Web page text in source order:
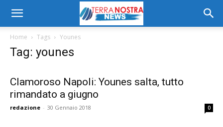
Home Tags Younes
Tag: younes
Clamoroso Napoli: Younes salta, tutto
rimandato a giugno
redazione - 30 Gennaio 2018 0